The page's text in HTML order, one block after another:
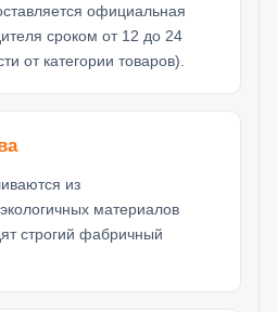
официальная
сроком от 12 до 24
от категории товаров).
из
материалов
строгий фабричный